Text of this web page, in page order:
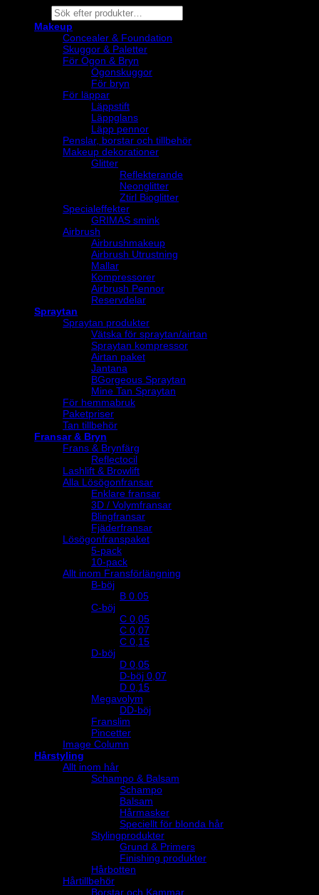
Products
search
Makeup
Concealer & Foundation
Skuggor & Paletter
För Ögon & Bryn
Ögonskuggor
För bryn
För läppar
Läppstift
Läppglans
Läpp pennor
Penslar, borstar och tillbehör
Makeup dekorationer
Glitter
Reflekterande
Neonglitter
Ztirl Bioglitter
Specialeffekter
GRIMAS smink
Airbrush
Airbrushmakeup
Airbrush Utrustning
Mallar
Kompressorer
Airbrush Pennor
Reservdelar
Spraytan
Spraytan produkter
Vätska för spraytan/airtan
Spraytan kompressor
Airtan paket
Jantana
BGorgeous Spraytan
Mine Tan Spraytan
För hemmabruk
Paketpriser
Tan tillbehör
Fransar & Bryn
Frans & Brynfärg
Reflectocil
Lashlift & Browlift
Alla Lösögonfransar
Enklare fransar
3D / Volymfransar
Blingfransar
Fjäderfransar
Lösögonfranspaket
5-pack
10-pack
Allt inom Fransförlängning
B-böj
B 0.05
C-böj
C 0,05
C 0,07
C 0,15
D-böj
D 0,05
D-böj 0,07
D 0,15
Megavolym
DD-böj
Franslim
Pincetter
Image Column
Hårstyling
Allt inom hår
Schampo & Balsam
Schampo
Balsam
Hårmasker
Speciellt för blonda hår
Stylingprodukter
Grund & Primers
Finishing produkter
Hårbotten
Hårtillbehör
Borstar och Kammar